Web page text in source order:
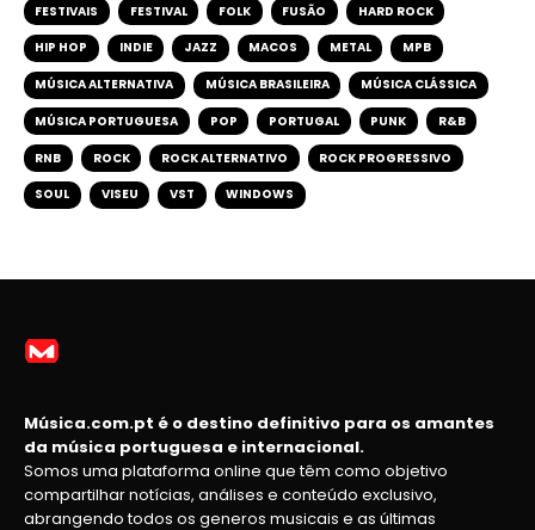
FESTIVAIS FESTIVAL FOLK FUSÃO HARD ROCK
HIP HOP INDIE JAZZ MACOS METAL MPB
MÚSICA ALTERNATIVA MÚSICA BRASILEIRA MÚSICA CLÁSSICA
MÚSICA PORTUGUESA POP PORTUGAL PUNK R&B
RNB ROCK ROCK ALTERNATIVO ROCK PROGRESSIVO
SOUL VISEU VST WINDOWS
Música.com.pt é o destino definitivo para os amantes
da música portuguesa e internacional.
Somos uma plataforma online que têm como objetivo
compartilhar notícias, análises e conteúdo exclusivo,
abrangendo todos os generos musicais e as últimas